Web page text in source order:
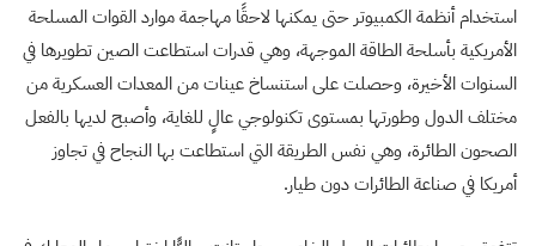
استخدام أنظمة الكمبيوتر حتى يمكنها لاحقًا مهاجمة موارد القوات المسلحة
الأمريكية بأسلحة الطاقة الموجهة، وهي قدرات استطاعت الصين تطويرها في
السنوات الأخيرة، وحصلت على استنساخ عينات من المعدات العسكرية من
مختلف الدول وطورتها بمستوى تكنولوجي عالٍ للغاية، وأصبح لديها بالفعل
الصحون الطائرة، وهي نفس الطريقة التي استطاعت بها النجاح في تجاوز
أمريكا في صناعة الطائرات دون طيار.